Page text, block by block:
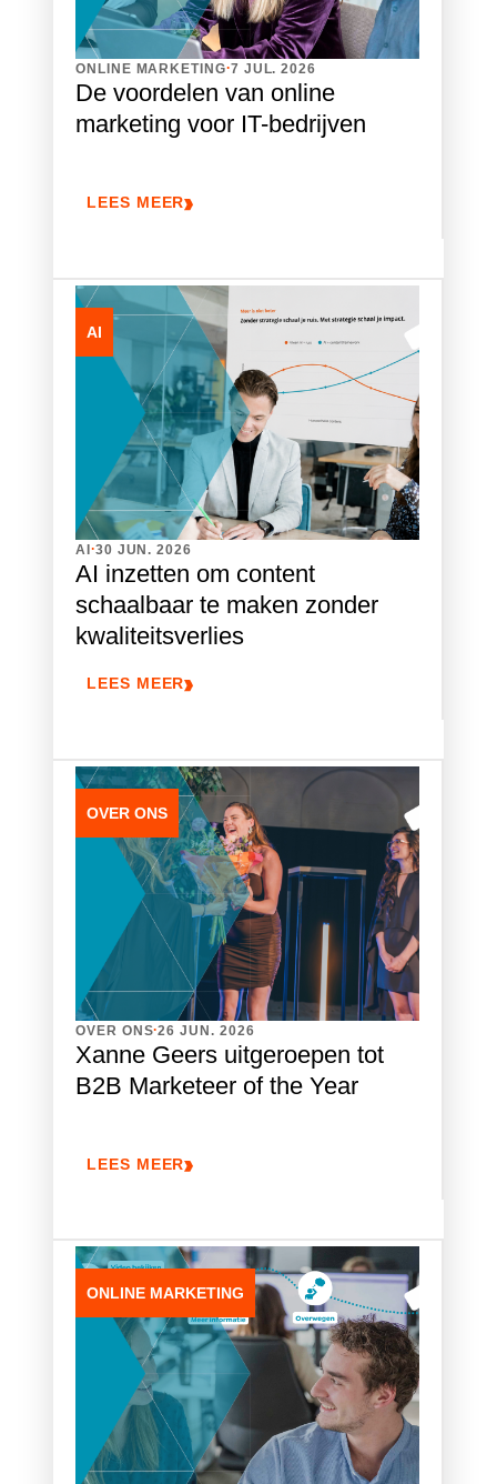
ONLINE MARKETING.7 JUL. 2026
De voordelen van online
marketing voor IT-bedrijven
LEES MEER
AI
AI.30 JUN. 2026
AI inzetten om content
schaalbaar te maken zonder
kwaliteitsverlies
LEES MEER
OVER ONS
OVER ONS.26 JUN. 2026
Xanne Geers uitgeroepen tot
B2B Marketeer of the Year
LEES MEER
ONLINE MARKETING